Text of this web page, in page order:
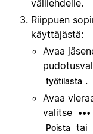
välilehdelle.
Riippuen
käyttäjästä:
Avaa
työtilasta .
Avaa
valitse
•••
Poista tai